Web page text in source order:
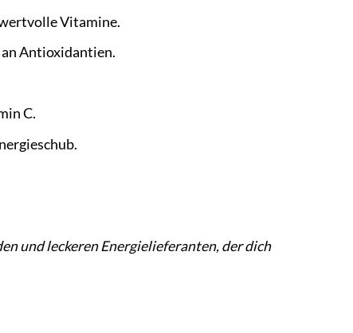
Vitamine.
Antioxidantien.
C.
und leckeren Energielieferanten, der dich